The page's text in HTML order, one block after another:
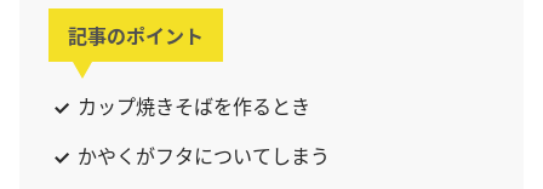
記事のポイント
カップ焼きそばを作るとき
かやくがフタについてしまう